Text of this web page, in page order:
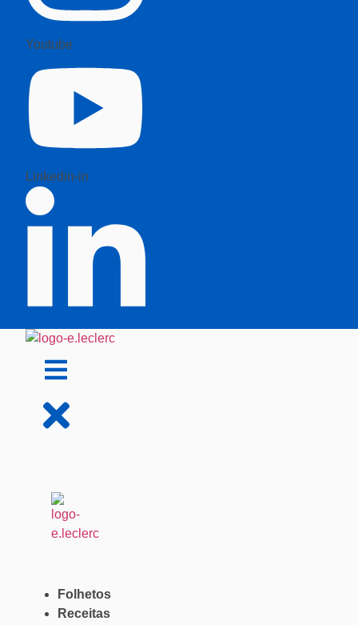
Youtube
Linkedin-in
Folhetos
Receitas